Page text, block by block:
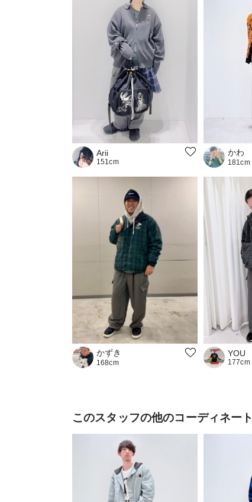
Arii
151cm
かわ
181cm
かずき
168cm
YOU
177cm
このスタッフの他のコーディネート